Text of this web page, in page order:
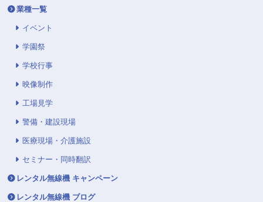
業種一覧
イベント
学園祭
学校行事
映像制作
工場見学
警備・建設現場
医療現場・介護施設
セミナー・同時翻訳
レンタル無線機 キャンペーン
レンタル無線機 ブログ